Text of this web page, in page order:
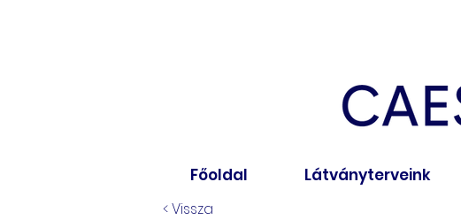
Főoldal Látványterveink
< Vissza